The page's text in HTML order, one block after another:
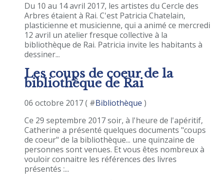
Du 10 au 14 avril 2017, les artistes du Cercle des
Arbres étaient à Rai. C'est Patricia Chatelain,
plasticienne et musicienne, qui a animé ce mercredi
12 avril un atelier fresque collective à la
bibliothèque de Rai. Patricia invite les habitants à
dessiner...
Les coups de coeur de la
bibliothèque de Rai
06 octobre 2017 ( #Bibliothèque )
Ce 29 septembre 2017 soir, à l'heure de l'apéritif,
Catherine a présenté quelques documents "coups
de coeur" de la bibliothèque... une quinzaine de
personnes sont venues. Et vous êtes nombreux à
vouloir connaitre les références des livres
présentés :...